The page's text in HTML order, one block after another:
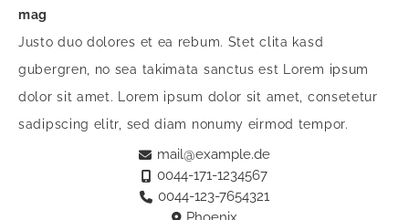
0044-171-1234567
0044-123-7654321
mail@example.de
mag
Justo duo dolores et ea rebum. Stet clita kasd
gubergren, no sea takimata sanctus est Lorem ipsum
dolor sit amet. Lorem ipsum dolor sit amet, consetetur
sadipscing elitr, sed diam nonumy eirmod tempor.